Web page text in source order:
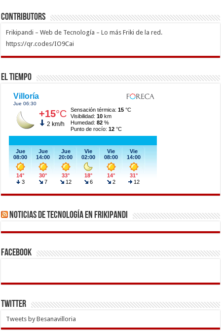
Contributors
Frikipandi – Web de Tecnología – Lo más Friki de la red.
https://qr.codes/IO9Cai
El Tiempo
Noticias de Tecnología en Frikipandi
Facebook
Twitter
Tweets by Besanavilloria